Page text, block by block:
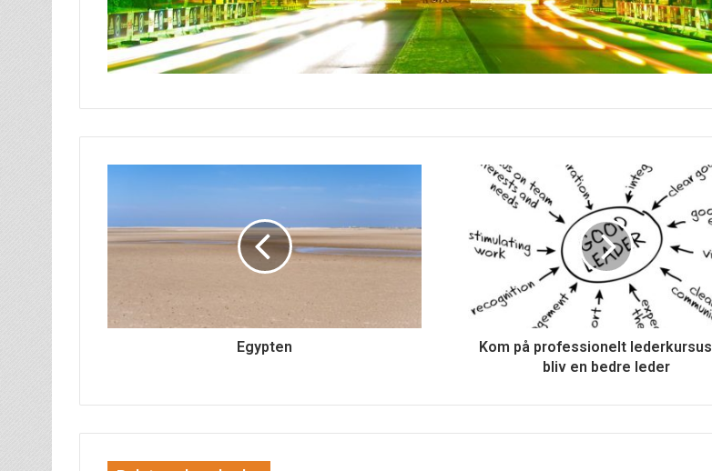
Egypten
Kom på professionelt
bliv en bedre leder